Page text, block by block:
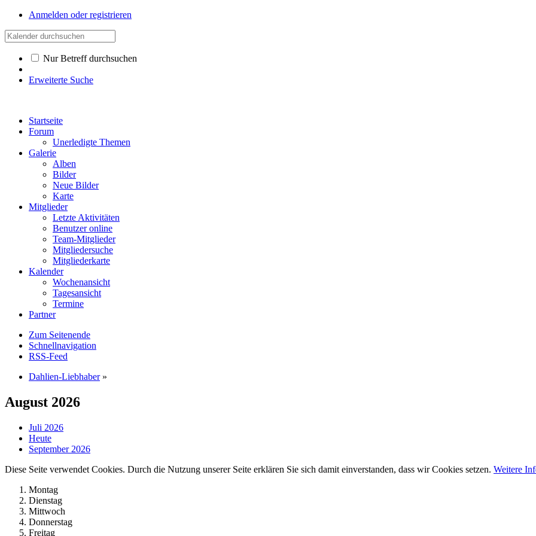
Anmelden oder registrieren
Nur Betreff durchsuchen
Erweiterte Suche
Startseite
Forum
Unerledigte Themen
Galerie
Alben
Bilder
Neue Bilder
Karte
Mitglieder
Letzte Aktivitäten
Benutzer online
Team-Mitglieder
Mitgliedersuche
Mitgliederkarte
Kalender
Wochenansicht
Tagesansicht
Termine
Partner
Zum Seitenende
Schnellnavigation
RSS-Feed
Dahlien-Liebhaber »
August 2026
Juli 2026
Heute
September 2026
Diese Seite verwendet Cookies. Durch die Nutzung unserer Seite erklären Sie sich damit einverstanden, dass wir Cookies setzen. Weitere
Montag
Dienstag
Mittwoch
Donnerstag
Freitag